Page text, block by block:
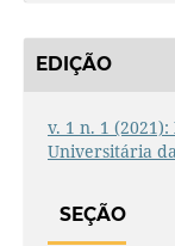
EDIÇÃO
v. 1 n. 1
Universitária
SEÇÃO